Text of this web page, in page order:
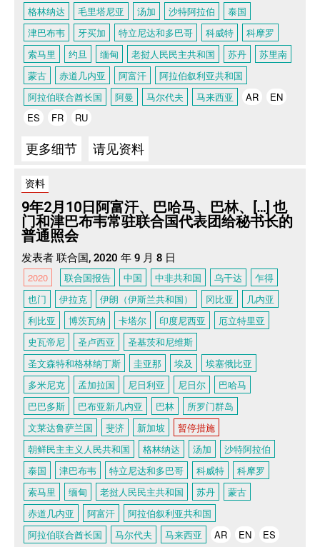
格林纳达
毛里塔尼亚 汤加 沙特阿拉伯
泰国
津巴布韦
牙买加 特立尼达和多巴哥 科威特
科摩罗
索马里
约旦 缅甸 老挝人民民主共和国 苏丹
苏里南
蒙古
赤道几内亚 阿富汗
阿拉伯叙利亚共和国
阿拉伯联合酋长国
阿曼 马尔代夫 马来西亚 AR
EN
ES
FR RU
更多细节 请见资料
资料
9年2月10日阿富汗、巴哈马、巴林、[…] 也
门和津巴布韦常驻联合国代表团给秘书长的
普通照会
发表者 联合国, 2020 年 9 月 8 日
2020 联合国报告 中国 中非共和国 乌干达
乍得
也门
伊拉克 伊朗（伊斯兰共和国） 冈比亚
几内亚
利比亚
博茨瓦纳 卡塔尔 印度尼西亚
厄立特里亚
史瓦帝尼
圣卢西亚
圣基茨和尼维斯
圣文森特和格林纳丁斯
圭亚那 埃及
埃塞俄比亚
多米尼克
孟加拉国 尼日利亚 尼日尔
巴哈马
巴巴多斯
巴布亚新几内亚 巴林
所罗门群岛
文莱达鲁萨兰国
斐济 新加坡
暂停措施
朝鲜民主主义人民共和国
格林纳达 汤加
沙特阿拉伯
泰国
津巴布韦 特立尼达和多巴哥 科威特
科摩罗
索马里
缅甸 老挝人民民主共和国 苏丹
蒙古
赤道几内亚
阿富汗
阿拉伯叙利亚共和国
阿拉伯联合酋长国
马尔代夫 马来西亚 AR EN
ES